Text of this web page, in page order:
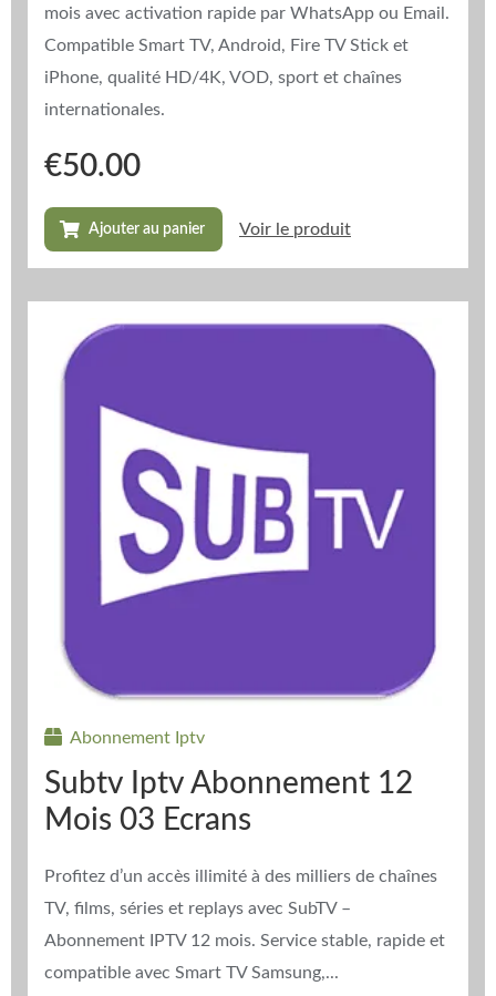
mois avec activation rapide par WhatsApp ou Email.
Compatible Smart TV, Android, Fire TV Stick et
iPhone, qualité HD/4K, VOD, sport et chaînes
internationales.
€50.00
Ajouter au panier Voir le produit
Abonnement Iptv
Subtv Iptv Abonnement 12
Mois 03 Ecrans
Profitez d’un accès illimité à des milliers de chaînes
TV, films, séries et replays avec SubTV –
Abonnement IPTV 12 mois. Service stable, rapide et
compatible avec Smart TV Samsung,...